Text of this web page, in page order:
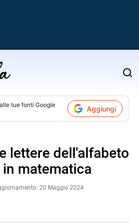
alle tue fonti Google
Aggiungi
lettere dell'alfabeto
matematica
20 Maggio 2024